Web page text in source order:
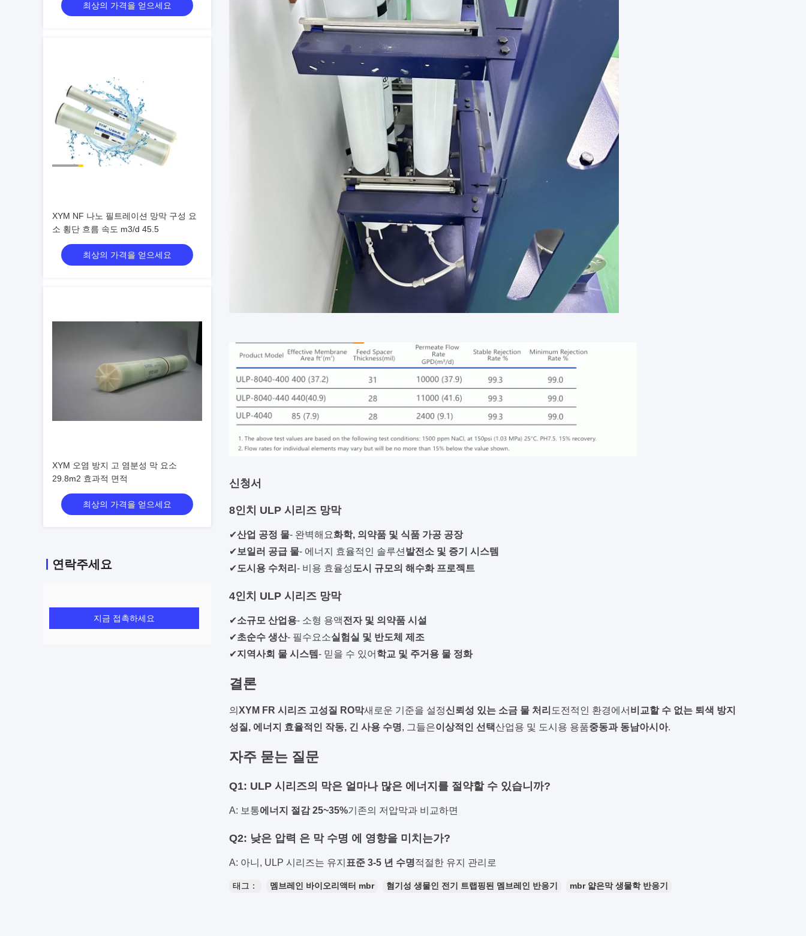
최상의 가격을 얻으세요
XYM NF 나노 필트레이션 망막 구성 요
소 횡단 흐름 속도 m3/d 45.5
최상의 가격을 얻으세요
XYM 오염 방지 고 염분성 막 요소
29.8m2 효과적 면적
최상의 가격을 얻으세요
연락주세요
지금 접촉하세요
신청서
8인치 ULP 시리즈 망막
✔산업 공정 물- 완벽해요화학, 의약품 및 식품 가공 공장
✔보일러 공급 물- 에너지 효율적인 솔루션 발전소 및 증기 시스템
✔도시용 수처리 - 비용 효율성 도시 규모의 해수화 프로젝트
4인치 ULP 시리즈 망막
✔소규모 산업용- 소형 용액전자 및 의약품 시설
✔초순수 생산- 필수요소실험실 및 반도체 제조
✔지역사회 물 시스템- 믿을 수 있어 학교 및 주거용 물 정화
결론
의 XYM FR 시리즈 고성질 RO막새로운 기준을 설정신뢰성 있는 소금 물 처리 도전적인 환경에서 비교할 수 없는 퇴색 방지
성질, 에너지 효율적인 작동, 긴 사용 수명, 그들은이상적인 선택산업용 및 도시용 용품중동과 동남아시아.
자주 묻는 질문
Q1: ULP 시리즈의 막은 얼마나 많은 에너지를 절약할 수 있습니까?
A: 보통에너지 절감 25~35%기존의 저압막과 비교하면
Q2: 낮은 압력 은 막 수명 에 영향을 미치는가?
A: 아니, ULP 시리즈는 유지 표준 3-5 년 수명적절한 유지 관리로
태그： 멤브레인 바이오리액터 mbr 혐기성 생물인 전기 트랩핑된 멤브레인 반응기 mbr 얇은막 생물학 반응기